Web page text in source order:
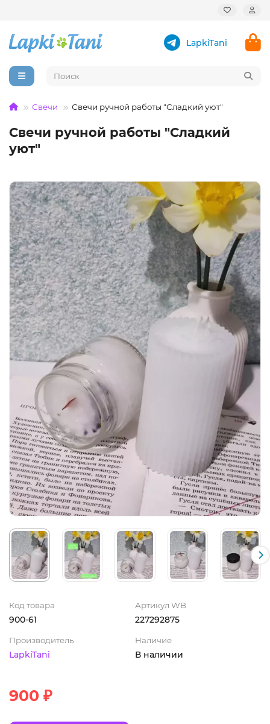
LapkiTani
Свечи Свечи ручной работы "Сладкий уют"
Свечи ручной работы "Сладкий
уют"
Код товара
900-61
Артикул WB
227292875
Производитель
LapkiTani
Наличие
В наличии
900 ₽